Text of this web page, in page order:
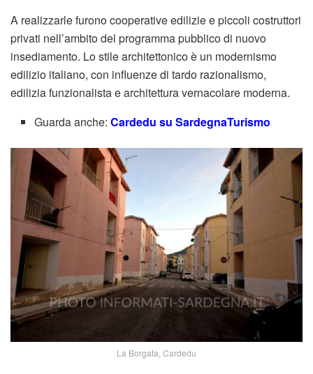
A realizzarle furono cooperative edilizie e piccoli costruttori
privati nell’ambito del programma pubblico di nuovo
insediamento. Lo stile architettonico è un modernismo
edilizio italiano, con influenze di tardo razionalismo,
edilizia funzionalista e architettura vernacolare moderna.
Guarda anche:Cardedu su SardegnaTurismo
La Borgata, Cardedu